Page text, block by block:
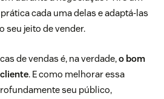
cada uma delas e adaptá-las
seu jeito de vender.
de vendas é, na verdade,o bom
. E como melhorar essa
seu público,